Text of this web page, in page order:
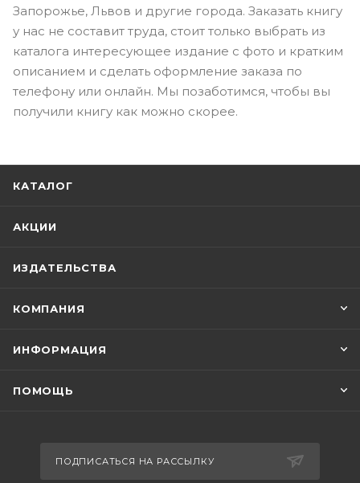
Запорожье, Львов и другие города. Заказать книгу
у нас не составит труда, стоит только выбрать из
каталога интересующее издание с фото и кратким
описанием и сделать оформление заказа по
телефону или онлайн. Мы позаботимся, чтобы вы
получили книгу как можно скорее.
КАТАЛОГ
АКЦИИ
ИЗДАТЕЛЬСТВА
КОМПАНИЯ
ИНФОРМАЦИЯ
ПОМОЩЬ
ПОДПИСАТЬСЯ НА РАССЫЛКУ